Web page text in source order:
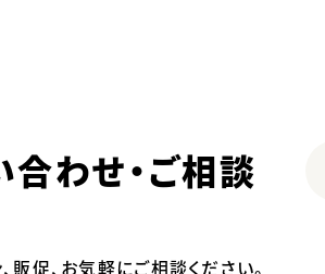
合わせ・ご相談
販促、お気軽にご相談ください。